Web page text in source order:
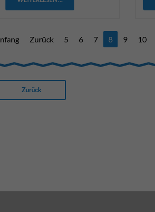
Zurück 5 6 7 8 9 10
Zurück